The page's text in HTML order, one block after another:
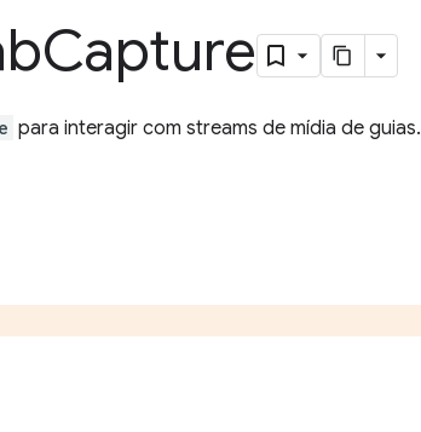
Capture
para interagir com streams de mídia de guias.